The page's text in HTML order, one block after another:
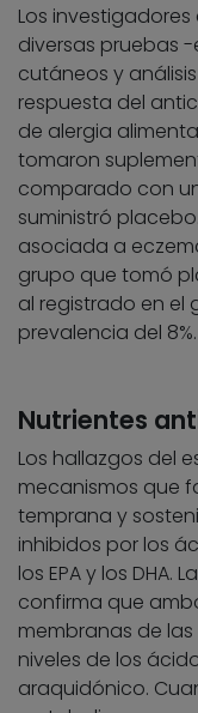
Los
diversas pruebas
cutáneos y
respuesta del
de alergia
tomaron
comparado con
suministró
asociada a
grupo que tomó
al registrado en el
prevalencia del 8%.
Nutrientes
Los hallazgos del
mecanismos que
temprana y
inhibidos por los
los EPA y los DHA.
confirma que
membranas de
niveles de los
araquidónico.